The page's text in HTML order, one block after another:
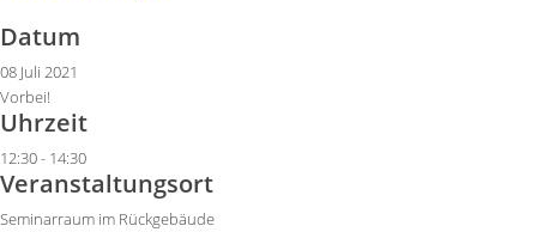
Datum
08 Juli 2021
Vorbei!
Uhrzeit
12:30 - 14:30
Veranstaltungsort
Seminarraum im Rückgebäude